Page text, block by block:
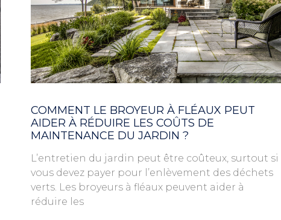
COMMENT LE BROYEUR À FLÉAUX PEUT
AIDER À RÉDUIRE LES COÛTS DE
MAINTENANCE DU JARDIN ?
L’entretien du jardin peut être coûteux, surtout si
vous devez payer pour l’enlèvement des déchets
verts. Les broyeurs à fléaux peuvent aider à
réduire les